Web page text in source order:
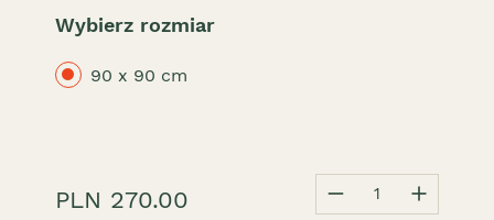
Wybierz rozmiar
90 x 90 cm
PLN 270.00 1